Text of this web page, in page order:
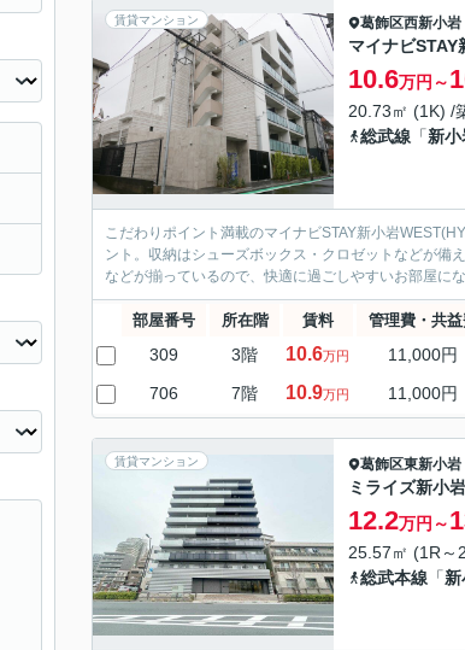
賃貸マンション 葛飾区西新小岩
マイナビ
10.6万円～
20.73㎡ (1K) /
総武線 「新小
こだわりポイント満載のマイナビSTAY新小岩
ント。収納はシューズボックス・クロゼットなどが備
などが揃っているので、快適に過ごしやすいお部屋に
部屋番号 所在階 賃料 管理費・共益
309 3階 10.6万円 11,000円
706 7階 10.9万円 11,000円
賃貸マンション 葛飾区東新小岩
ミライズ新小
12.2万円～
25.57㎡ (1R～
総武本線 「